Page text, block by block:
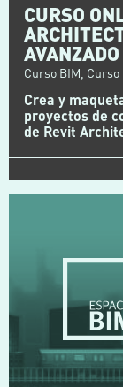
CURSO
AVANZADO
Curso BIM,
Crea y
proyectos de
de Revit